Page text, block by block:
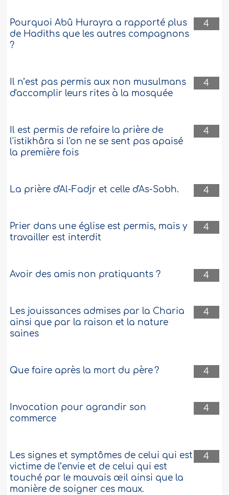
4
Pourquoi Abû Hurayra a rapporté plus
de Hadiths que les autres compagnons
?
4
Il n’est pas permis aux non musulmans
d'accomplir leurs rites à la mosquée
4
Il est permis de refaire la prière de
l'istikhâra si l'on ne se sent pas apaisé
la première fois
4
La prière d'Al-Fadjr et celle d'As-Sobh.
4
Prier dans une église est permis, mais y
travailler est interdit
4
Avoir des amis non pratiquants ?
4
Les jouissances admises par la Charia
ainsi que par la raison et la nature
saines
4
Que faire après la mort du père ?
4
Invocation pour agrandir son
commerce
4
Les signes et symptômes de celui qui est
victime de l’envie et de celui qui est
touché par le mauvais œil ainsi que la
manière de soigner ces maux.